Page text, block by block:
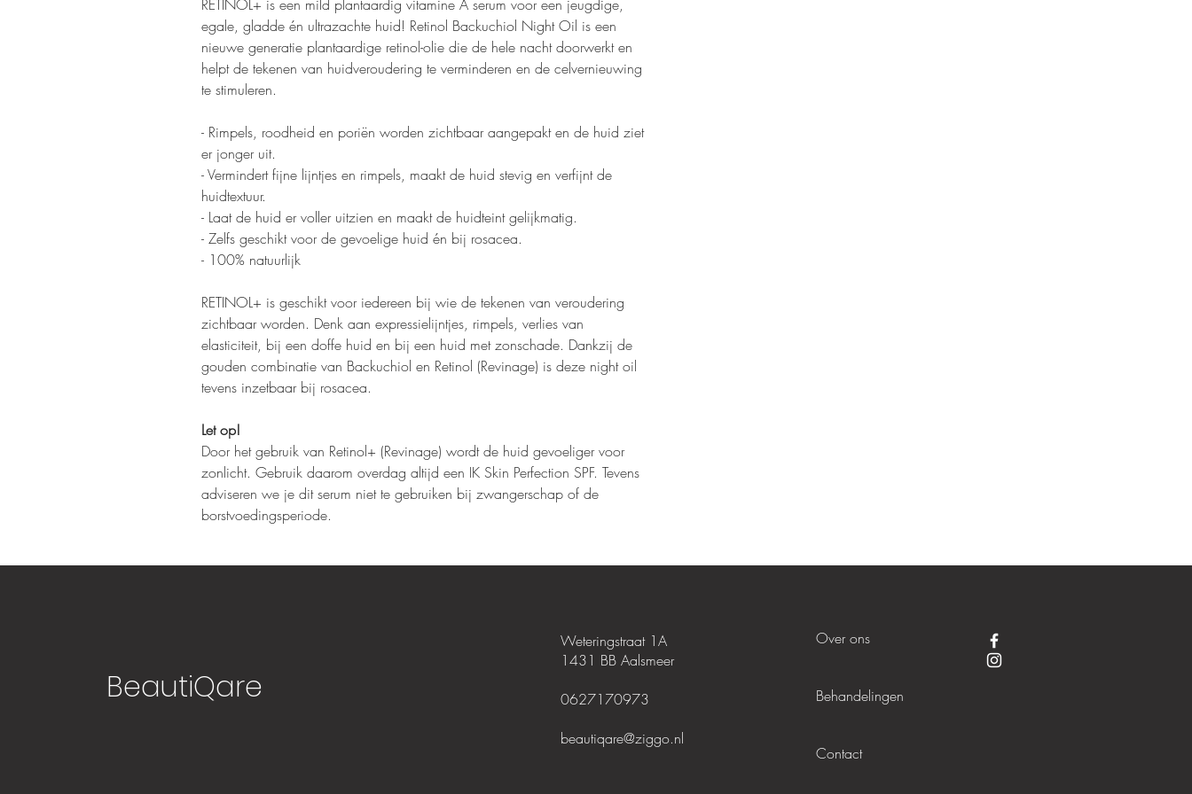
RETINOL+ is een mild plantaardig vitamine A serum voor een jeugdige,
egale, gladde én ultrazachte huid! Retinol Backuchiol Night Oil is een
nieuwe generatie plantaardige retinol-olie die de hele nacht doorwerkt en
helpt de tekenen van huidveroudering te verminderen en de celvernieuwing
te stimuleren.
- Rimpels, roodheid en poriën worden zichtbaar aangepakt en de huid ziet
er jonger uit.
- Vermindert fijne lijntjes en rimpels, maakt de huid stevig en verfijnt de
huidtextuur.
- Laat de huid er voller uitzien en maakt de huidteint gelijkmatig.
- Zelfs geschikt voor de gevoelige huid én bij rosacea.
- 100% natuurlijk
RETINOL+ is geschikt voor iedereen bij wie de tekenen van veroudering
zichtbaar worden. Denk aan expressielijntjes, rimpels, verlies van
elasticiteit, bij een doffe huid en bij een huid met zonschade. Dankzij de
gouden combinatie van Backuchiol en Retinol (Revinage) is deze night oil
tevens inzetbaar bij rosacea.
Let op!
Door het gebruik van Retinol+ (Revinage) wordt de huid gevoeliger voor
zonlicht. Gebruik daarom overdag altijd een IK Skin Perfection SPF. Tevens
adviseren we je dit serum niet te gebruiken bij zwangerschap of de
borstvoedingsperiode.
BeautiQare
Weteringstraat 1A
1431 BB Aalsmeer
0627170973
beautiqare@ziggo.nl
Over ons
Behandelingen
Contact